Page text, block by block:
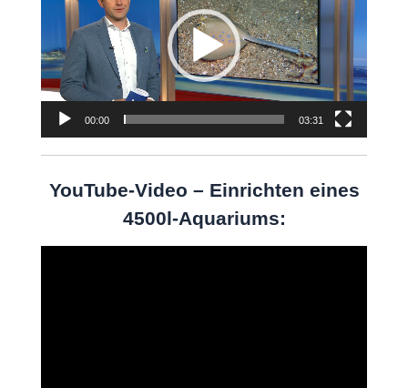
00:00 03:31
YouTube-Video – Einrichten eines
4500l-Aquariums: